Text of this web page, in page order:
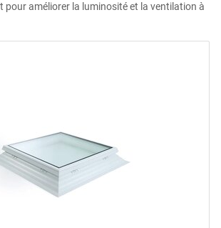
pour améliorer la luminosité et la ventilation à